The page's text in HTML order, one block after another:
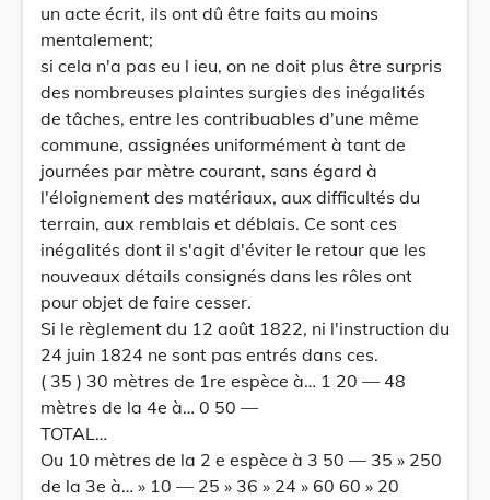
un acte écrit, ils ont dû être faits au moins
mentalement;
si cela n'a pas eu l ieu, on ne doit plus être surpris
des nombreuses plaintes surgies des inégalités
de tâches, entre les contribuables d'une même
commune, assignées uniformément à tant de
journées par mètre courant, sans égard à
l'éloignement des matériaux, aux difficultés du
terrain, aux remblais et déblais. Ce sont ces
inégalités dont il s'agit d'éviter le retour que les
nouveaux détails consignés dans les rôles ont
pour objet de faire cesser.
Si le règlement du 12 août 1822, ni l'instruction du
24 juin 1824 ne sont pas entrés dans ces.
( 35 ) 30 mètres de 1re espèce à… 1 20 — 48
mètres de la 4e à… 0 50 —
TOTAL…
Ou 10 mètres de la 2 e espèce à 3 50 — 35 » 250
de la 3e à… » 10 — 25 » 36 » 24 » 60 60 » 20